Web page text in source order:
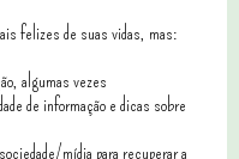
felizes de suas vidas, mas:
algumas vezes
de informação e dicas sobre
mídia para recuperar a